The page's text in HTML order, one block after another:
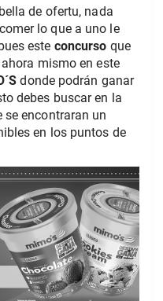
de ofertu, nada
lo que a uno le
este concurso que
mismo en este
donde podrán ganar
debes buscar en la
se encontraran un
en los puntos de